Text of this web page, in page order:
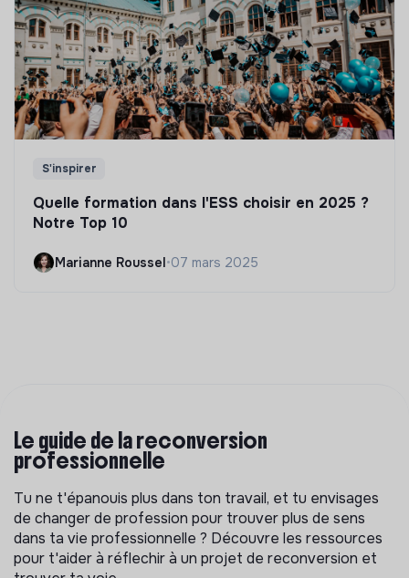
S'inspirer
Quelle formation dans l'ESS choisir en 2025 ?
Notre Top 10
Marianne Roussel•07 mars 2025
Le guide de la reconversion
professionnelle
Tu ne t'épanouis plus dans ton travail, et tu envisages
de changer de profession pour trouver plus de sens
dans ta vie professionnelle ? Découvre les ressources
pour t'aider à réflechir à un projet de reconversion et